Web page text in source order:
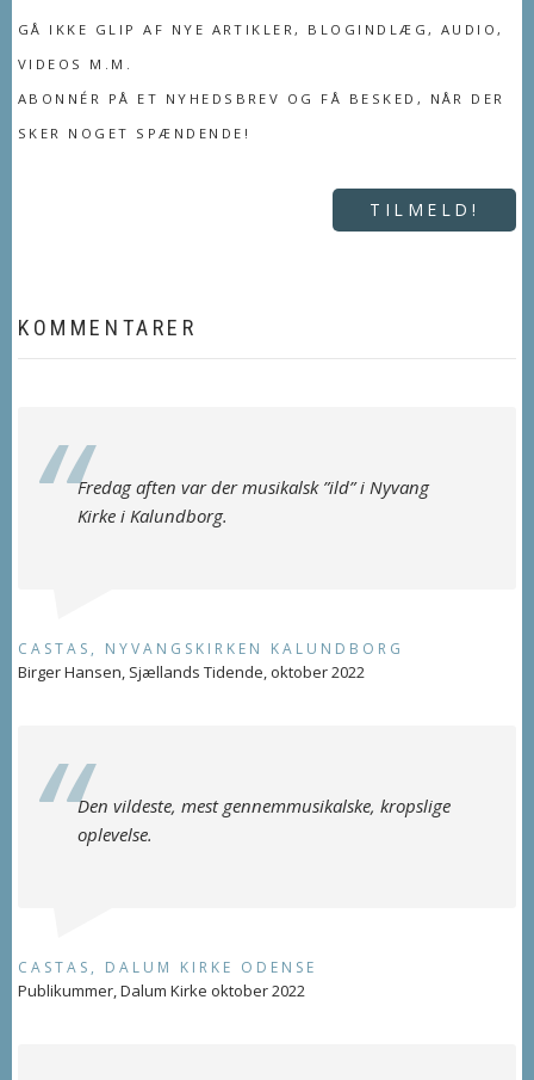
GÅ IKKE GLIP AF NYE ARTIKLER, BLOGINDLÆG, AUDIO,
VIDEOS M.M.
ABONNÉR PÅ ET NYHEDSBREV OG FÅ BESKED, NÅR DER
SKER NOGET SPÆNDENDE!
TILMELD!
KOMMENTARER
Fredag aften var der musikalsk ”ild” i Nyvang
Kirke i Kalundborg.
CASTAS, NYVANGSKIRKEN KALUNDBORG
Birger Hansen, Sjællands Tidende, oktober 2022
Den vildeste, mest gennemmusikalske, kropslige
oplevelse.
CASTAS, DALUM KIRKE ODENSE
Publikummer, Dalum Kirke oktober 2022